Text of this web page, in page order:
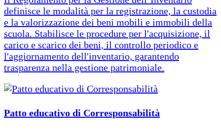
definisce le modalità per la registrazione, la custodia
e la valorizzazione dei beni mobili e immobili della
scuola. Stabilisce le procedure per l'acquisizione, il
carico e scarico dei beni, il controllo periodico e
l'aggiornamento dell'inventario, garantendo
trasparenza nella gestione patrimoniale.
Patto educativo di Corresponsabilità